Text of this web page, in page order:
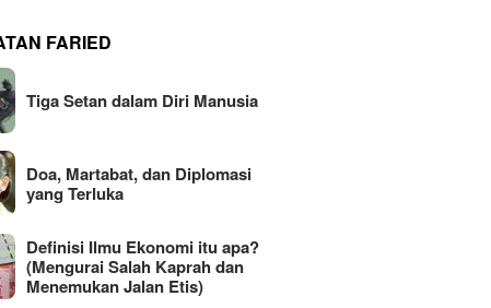
FARIED
Tiga Setan dalam Diri Manusia
Doa, Martabat, dan Diplomasi
yang Terluka
Definisi Ilmu Ekonomi itu apa?
(Mengurai Salah Kaprah dan
Menemukan Jalan Etis)